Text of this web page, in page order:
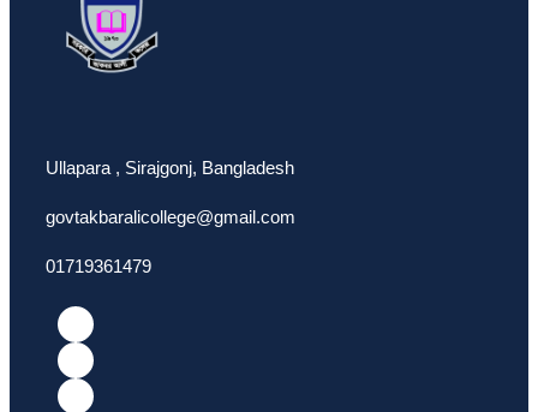
Ullapara , Sirajgonj, Bangladesh
govtakbaralicollege@gmail.com
01719361479